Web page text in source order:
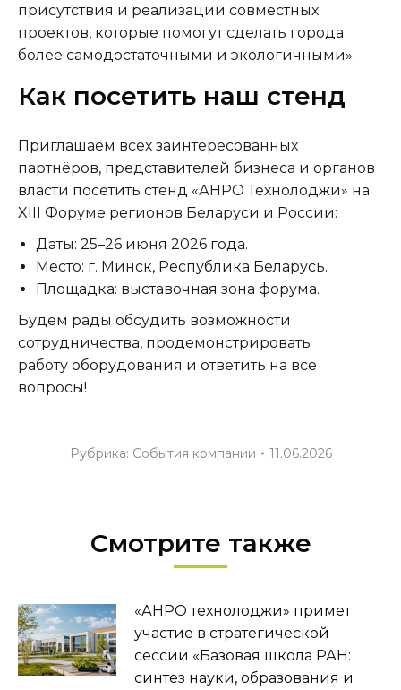
присутствия и реализации совместных
проектов, которые помогут сделать города
более самодостаточными и экологичными».
Как посетить наш стенд
Приглашаем всех заинтересованных
партнёров, представителей бизнеса и органов
власти посетить стенд «АНРО Технолоджи» на
XIII Форуме регионов Беларуси и России:
Даты: 25–26 июня 2026 года.
Место: г. Минск, Республика Беларусь.
Площадка: выставочная зона форума.
Будем рады обсудить возможности
сотрудничества, продемонстрировать
работу оборудования и ответить на все
вопросы!
Рубрика: События компании 11.06.2026
Смотрите также
«АНРО технолоджи» примет
участие в стратегической
сессии «Базовая школа РАН:
синтез науки, образования и